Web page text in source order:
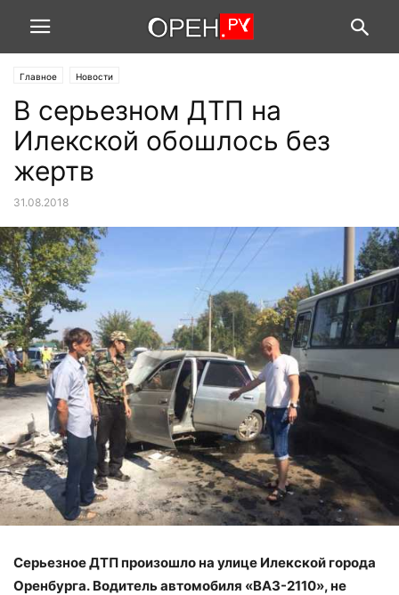
Главное Новости
В серьезном ДТП на
Илекской обошлось без
жертв
31.08.2018
Серьезное ДТП произошло на улице Илекской города
Оренбурга. Водитель автомобиля «ВАЗ-2110», не